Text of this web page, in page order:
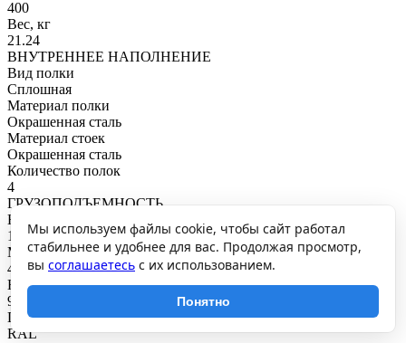
400
Вес, кг
21.24
ВНУТРЕННЕЕ НАПОЛНЕНИЕ
Вид полки
Сплошная
Материал полки
Окрашенная сталь
Материал стоек
Окрашенная сталь
Количество полок
4
ГРУЗОПОДЪЕМНОСТЬ
Нагрузка на полку, кг
100
Максимальная общая нагрузка, кг
400
Нагрузка на секцию, кг
900
ПОКРЫТИЕ И ЦВЕТ
RAL
Мы используем файлы cookie, чтобы сайт работал
стабильнее и удобнее для вас. Продолжая просмотр,
вы соглашаетесь с их использованием.
Понятно